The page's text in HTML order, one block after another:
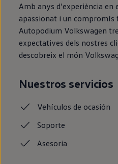
Amb anys d’experiència en
apassionat i un compromís
Autopodium Volkswagen
expectatives dels nostres
descobreix el món
Nuestros servicios
Vehículos de ocasión
Soporte
Asesoria